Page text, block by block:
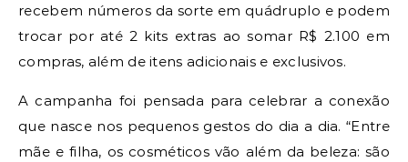
recebem números da sorte em quádruplo e podem
trocar por até 2 kits extras ao somar R$ 2.100 em
compras, além de itens adicionais e exclusivos.
A campanha foi pensada para celebrar a conexão
que nasce nos pequenos gestos do dia a dia. “Entre
mãe e filha, os cosméticos vão além da beleza: são